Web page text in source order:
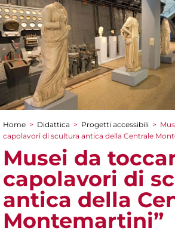
Tu sei qui
Home > Didattica > Progetti accessibili >
capolavori di scultura antica della Centrale
Musei da
capolavori di
antica della
Montemartini”